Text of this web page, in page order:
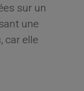
sur un
une
car elle